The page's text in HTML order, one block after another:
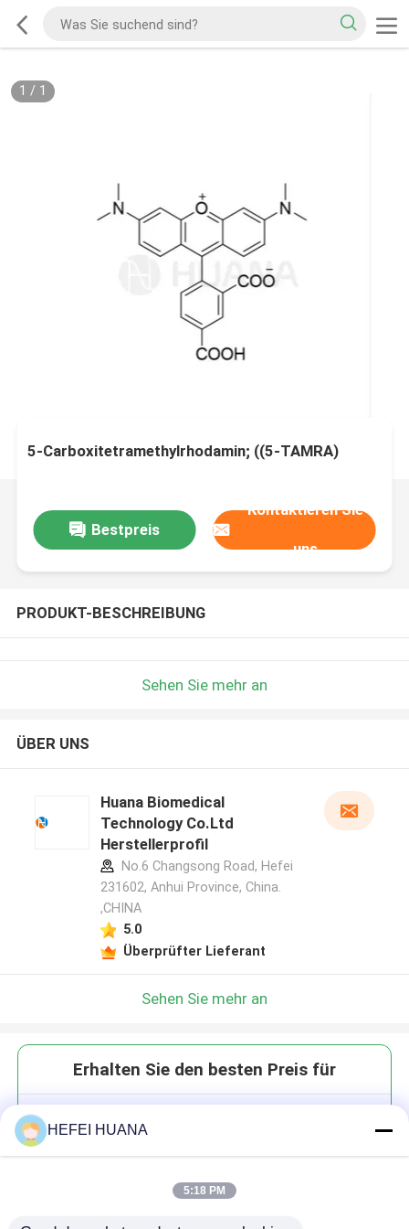
1 / 1
5-Carboxitetramethylrhodamin; ((5-TAMRA)
Bestpreis
Kontaktieren Sie
uns
PRODUKT-BESCHREIBUNG
Sehen Sie mehr an
ÜBER UNS
Huana Biomedical
Technology Co.Ltd
Herstellerprofil
No.6 Changsong Road, Hefei
231602, Anhui Province, China.
,CHINA
5.0
Überprüfter Lieferant
Sehen Sie mehr an
Erhalten Sie den besten Preis für
HEFEI HUANA
5:18 PM